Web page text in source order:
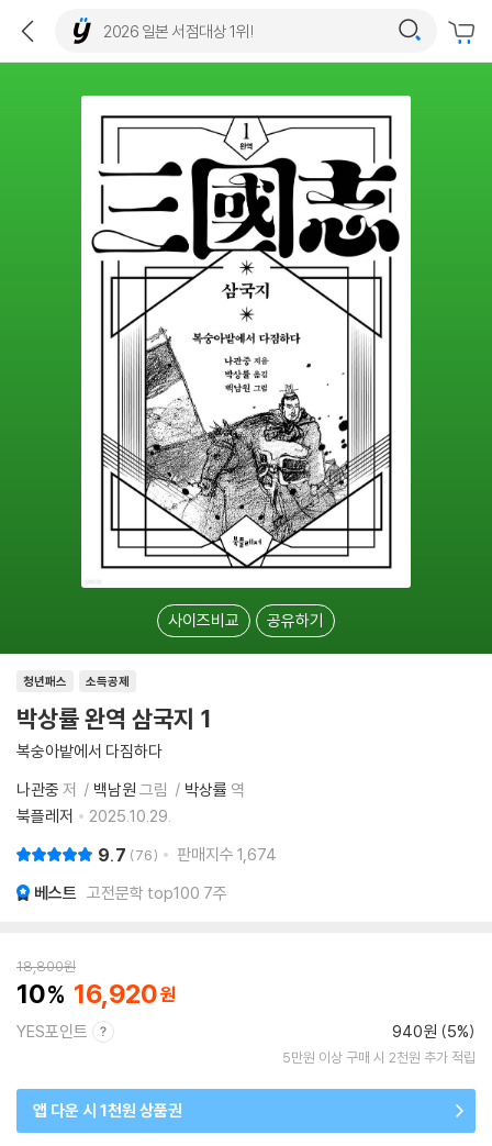
사이즈비교 공유하기
소득공제
청년패스
박상률 완역 삼국지 1
복숭아밭에서 다짐하다
나관중 저 백남원 그림 박상률 역
북플레저
2025.10.29.
9.7 76 판매지수 1,674
베스트 고전문학 top100 7주
18,800원
10 16,920
YES포인트 940원 (5%)
5만원 이상 구매 시 2천원 추가 적립
앱 다운 시 1천원 상품권